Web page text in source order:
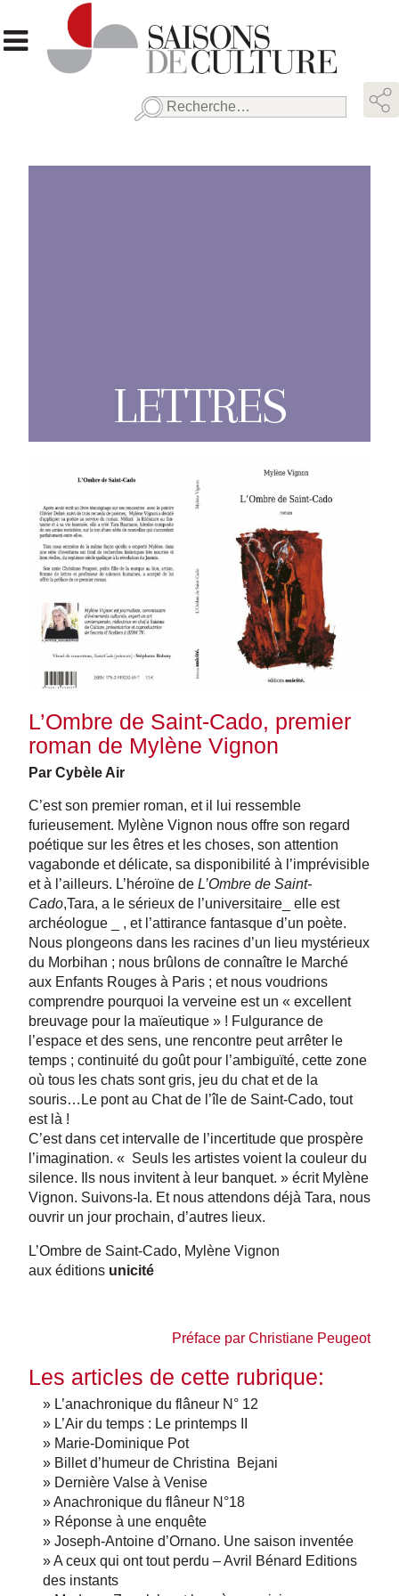
Rechercher :
LETTRES
L’Ombre de Saint-Cado, premier
roman de Mylène Vignon
Par Cybèle Air
C’est son premier roman, et il lui ressemble
furieusement. Mylène Vignon nous offre son regard
poétique sur les êtres et les choses, son attention
vagabonde et délicate, sa disponibilité à l’imprévisible
et à l’ailleurs. L’héroïne de L’Ombre de Saint-
Cado,Tara, a le sérieux de l’universitaire_ elle est
archéologue _ , et l’attirance fantasque d’un poète.
Nous plongeons dans les racines d’un lieu mystérieux
du Morbihan ; nous brûlons de connaître le Marché
aux Enfants Rouges à Paris ; et nous voudrions
comprendre pourquoi la verveine est un « excellent
breuvage pour la maïeutique » ! Fulgurance de
l’espace et des sens, une rencontre peut arrêter le
temps ; continuité du goût pour l’ambiguïté, cette zone
où tous les chats sont gris, jeu du chat et de la
souris…Le pont au Chat de l’île de Saint-Cado, tout
est là !
C’est dans cet intervalle de l’incertitude que prospère
l’imagination. « Seuls les artistes voient la couleur du
silence. Ils nous invitent à leur banquet. » écrit Mylène
Vignon. Suivons-la. Et nous attendons déjà Tara, nous
ouvrir un jour prochain, d’autres lieux.
L’Ombre de Saint-Cado, Mylène Vignon
aux éditions unicité
Préface par Christiane Peugeot
Les articles de cette rubrique:
» L’anachronique du flâneur N° 12
» L’Air du temps : Le printemps II
» Marie-Dominique Pot
» Billet d’humeur de Christina Bejani
» Dernière Valse à Venise
» Anachronique du flâneur N°18
» Réponse à une enquête
» Joseph-Antoine d’Ornano. Une saison inventée
» A ceux qui ont tout perdu – Avril Bénard Editions
des instants